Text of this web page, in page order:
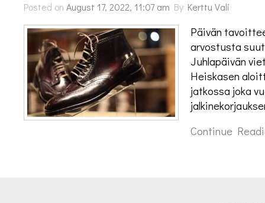
Posted on August 17, 2022, 11:07 am By Kerttu Vali
Päivän
arvostusta
Juhlapäivän
Heiskasen
jatkossa joka
Continue